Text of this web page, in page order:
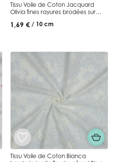
Tissu Voile de Coton Jacquard
Olivia fines rayures brodées sur
1,69 € / 10 cm
Tissu Voile de Coton Bianca